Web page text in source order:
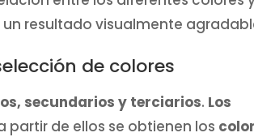
resultado visualmente
de colores
secundarios y terciarios. Los
partir de ellos se obtienen los